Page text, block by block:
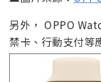
另外， OPPO
禁卡、行動支付等